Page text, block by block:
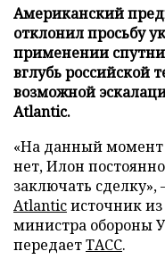
Американский
отклонил просьбу
применении
вглубь российской
возможной
Atlantic.
«На данный
нет, Илон
заключать сделку»,
Atlanticисточник
министра обороны
передаетТАСС.